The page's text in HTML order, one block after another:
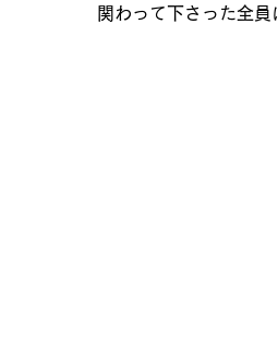
関わって下さった全